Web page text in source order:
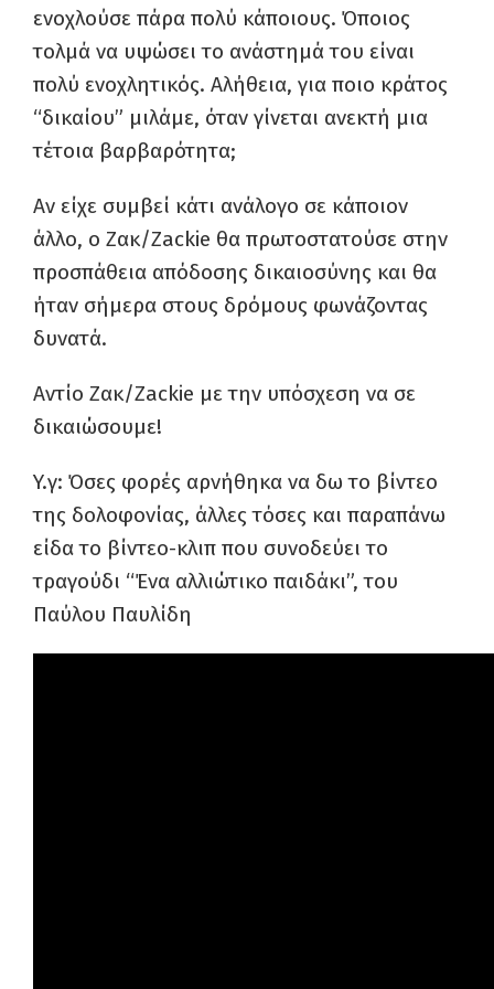
ενοχλούσε πάρα πολύ κάποιους. Όποιος
τολμά να υψώσει το ανάστημά του είναι
πολύ ενοχλητικός. Αλήθεια, για ποιο κράτος
“δικαίου” μιλάμε, όταν γίνεται ανεκτή μια
τέτοια βαρβαρότητα;
Αν είχε συμβεί κάτι ανάλογο σε κάποιον
άλλο, ο Ζακ/Zackie θα πρωτοστατούσε στην
προσπάθεια απόδοσης δικαιοσύνης και θα
ήταν σήμερα στους δρόμους φωνάζοντας
δυνατά.
Αντίο Ζακ/Zackie με την υπόσχεση να σε
δικαιώσουμε!
Y.γ: Όσες φορές αρνήθηκα να δω το βίντεο
της δολοφονίας, άλλες τόσες και παραπάνω
είδα το βίντεο-κλιπ που συνοδεύει το
τραγούδι “Ένα αλλιώτικο παιδάκι”, του
Παύλου Παυλίδη